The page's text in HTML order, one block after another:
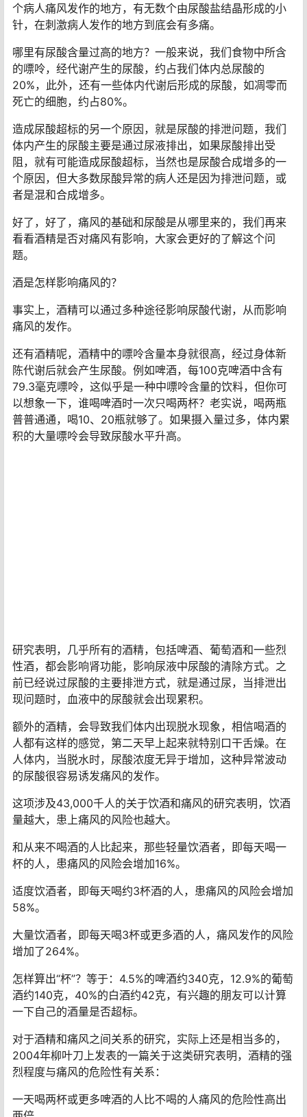
个病人痛风发作的地方，有无数个由尿酸盐结晶形成的小
针，在刺激病人发作的地方到底会有多痛。
哪里有尿酸含量过高的地方？一般来说，我们食物中所含
的嘌呤，经代谢产生的尿酸，约占我们体内总尿酸的
20%，此外，还有一些体内代谢后形成的尿酸，如凋零而
死亡的细胞，约占80%。
造成尿酸超标的另一个原因，就是尿酸的排泄问题，我们
体内产生的尿酸主要是通过尿液排出，如果尿酸排出受
阻，就有可能造成尿酸超标，当然也是尿酸合成增多的一
个原因，但大多数尿酸异常的病人还是因为排泄问题，或
者是混和合成增多。
好了，好了，痛风的基础和尿酸是从哪里来的，我们再来
看看酒精是否对痛风有影响，大家会更好的了解这个问
题。
酒是怎样影响痛风的？
事实上，酒精可以通过多种途径影响尿酸代谢，从而影响
痛风的发作。
还有酒精呢，酒精中的嘌呤含量本身就很高，经过身体新
陈代谢后就会产生尿酸。例如啤酒，每100克啤酒中含有
79.3毫克嘌呤，这似乎是一种中嘌呤含量的饮料，但你可
以想象一下，谁喝啤酒时一次只喝两杯？老实说，喝两瓶
普普通通，喝10、20瓶就够了。如果摄入量过多，体内累
积的大量嘌呤会导致尿酸水平升高。
研究表明，几乎所有的酒精，包括啤酒、葡萄酒和一些烈
性酒，都会影响肾功能，影响尿液中尿酸的清除方式。之
前已经说过尿酸的主要排泄方式，就是通过尿，当排泄出
现问题时，血液中的尿酸就会出现累积。
额外的酒精，会导致我们体内出现脱水现象，相信喝酒的
人都有这样的感觉，第二天早上起来就特别口干舌燥。在
人体内，当脱水时，尿酸浓度无异于增加，这种异常波动
的尿酸很容易诱发痛风的发作。
这项涉及43,000千人的关于饮酒和痛风的研究表明，饮酒
量越大，患上痛风的风险也越大。
和从来不喝酒的人比起来，那些轻量饮酒者，即每天喝一
杯的人，患痛风的风险会增加16%。
适度饮酒者，即每天喝约3杯酒的人，患痛风的风险会增加
58%。
大量饮酒者，即每天喝3杯或更多酒的人，痛风发作的风险
增加了264%。
怎样算出“杯”？等于：4.5%的啤酒约340克，12.9%的葡萄
酒约140克，40%的白酒约42克，有兴趣的朋友可以计算
一下自己的酒量是否超标。
对于酒精和痛风之间关系的研究，实际上还是相当多的，
2004年柳叶刀上发表的一篇关于这类研究表明，酒精的强
烈程度与痛风的危险性有关系：
一天喝两杯或更多啤酒的人比不喝的人痛风的危险性高出